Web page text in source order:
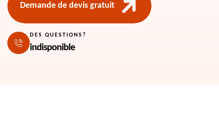
Demande de devis gratuit
DES QUESTIONS?
indisponible